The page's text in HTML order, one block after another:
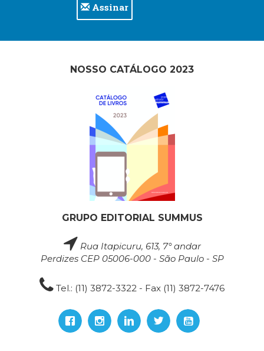
Assinar
NOSSO CATÁLOGO 2023
GRUPO EDITORIAL SUMMUS
Rua Itapicuru, 613, 7° andar
Perdizes CEP 05006-000 - São Paulo - SP
Tel.: (11) 3872-3322 - Fax (11) 3872-7476